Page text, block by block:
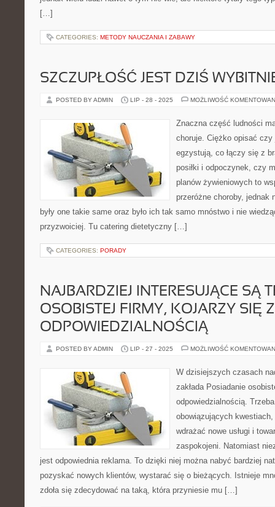
[…]
CATEGORIES: METODY NAUCZANIA I ZABAWY
SZCZUPŁOŚĆ JEST DZIŚ
POSTED BY ADMIN LIP - 28 - 2025 MOŻLIWOŚĆ
Znaczna część ludności
choruje. Ciężko opisać
egzystują, co łączy się z
posiłki i odpoczynek, czy
planów żywieniowych to
przeróżne choroby, jednak
były one takie same oraz było ich tak samo mnóstwo i nie
przyzwoiciej. Tu catering dietetyczny […]
CATEGORIES: PORADY
NAJBARDZIEJ INTERESUJĄCE SĄ
OSOBISTEJ FIRMY, KOJARZY SIĘ
ODPOWIEDZIALNOŚCIĄ
POSTED BY ADMIN LIP - 27 - 2025 MOŻLIWOŚĆ
W dzisiejszych czasach
zakłada Posiadanie
odpowiedzialnością.
obowiązujących
wdrażać nowe usługi i
zaspokojeni. Natomiast
jest odpowiednia reklama. To dzięki niej można nabyć bardziej
pozyskać nowych klientów, wystarać się o bieżących. Istnieje
zdoła się zdecydować na taką, która przyniesie mu […]